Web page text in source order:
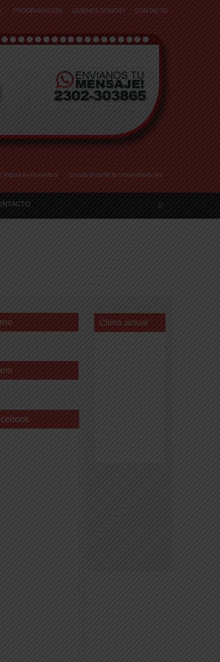
PROGRAMACIÓN QUIENES SOMOS? CONTACTO
en Fiorentina Escala el conflicto universitario: los rectores piden a la
Clima actual